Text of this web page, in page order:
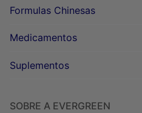
Formulas Chinesas
Medicamentos
Suplementos
SOBRE A EVERGREEN